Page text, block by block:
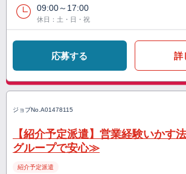
09:00～17:00
休日：土・日・祝
応募する 詳
ジョブNo. A01478115
【紹介予定派遣】営業経験いかす
グループで安心≫
紹介予定派遣